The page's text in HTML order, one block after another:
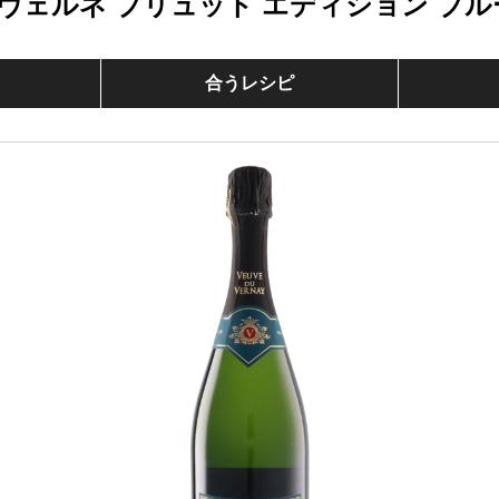
合うレシピ